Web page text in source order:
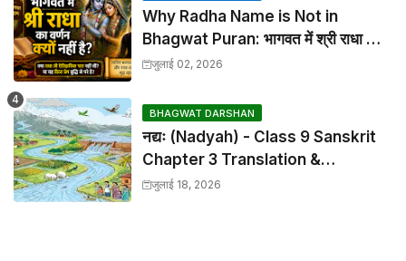
Why Radha Name is Not in
Bhagwat Puran: भागवत में श्री राधा का
वर्णन क्यों नहीं है?
जुलाई 02, 2026
BHAGWAT DARSHAN
नद्यः (Nadyah) - Class 9 Sanskrit
Chapter 3 Translation &
Solutions
जुलाई 18, 2026